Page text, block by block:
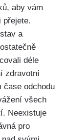
aby vám
přejete.
a
déle
zdravotní
čase odchodu
všech
Neexistuje
pro